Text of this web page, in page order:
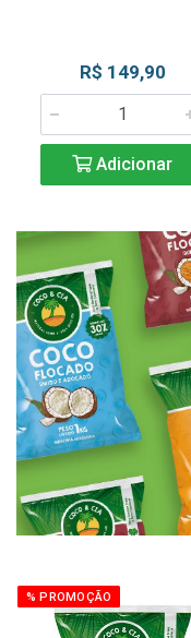
R$ 149,90
Adicionar
% PROMOÇÃO